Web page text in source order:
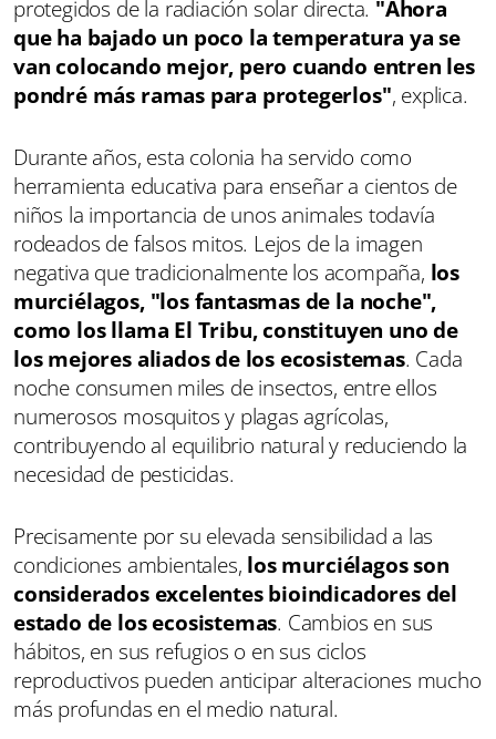
protegidos de la radiación solar directa. "Ahora
que ha bajado un poco la temperatura ya se
van colocando mejor, pero cuando entren les
pondré más ramas para protegerlos", explica.
Durante años, esta colonia ha servido como
herramienta educativa para enseñar a cientos de
niños la importancia de unos animales todavía
rodeados de falsos mitos. Lejos de la imagen
negativa que tradicionalmente los acompaña, los
murciélagos, "los fantasmas de la noche",
como los llama El Tribu, constituyen uno de
los mejores aliados de los ecosistemas. Cada
noche consumen miles de insectos, entre ellos
numerosos mosquitos y plagas agrícolas,
contribuyendo al equilibrio natural y reduciendo la
necesidad de pesticidas.
Precisamente por su elevada sensibilidad a las
condiciones ambientales, los murciélagos son
considerados excelentes bioindicadores del
estado de los ecosistemas. Cambios en sus
hábitos, en sus refugios o en sus ciclos
reproductivos pueden anticipar alteraciones mucho
más profundas en el medio natural.